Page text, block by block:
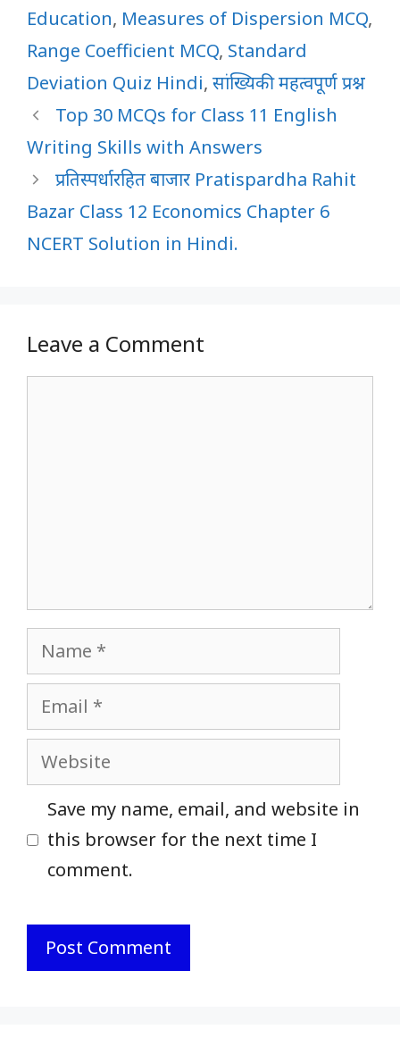
Education, Measures of Dispersion MCQ,
Range Coefficient MCQ, Standard
Deviation Quiz Hindi, सांख्यिकी महत्वपूर्ण प्रश्न
Top 30 MCQs for Class 11 English
Writing Skills with Answers
प्रतिस्पर्धारहित बाजार Pratispardha Rahit
Bazar Class 12 Economics Chapter 6
NCERT Solution in Hindi.
Leave a Comment
Name
Email
Website
Save my name, email, and website in
this browser for the next time I
comment.